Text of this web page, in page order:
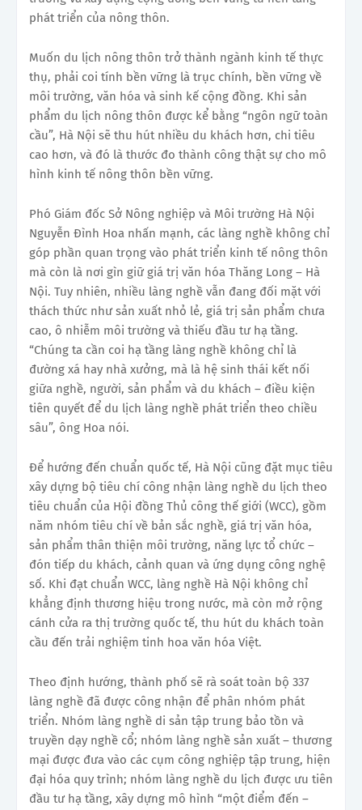
phát triển của nông thôn.
Muốn du lịch nông thôn trở thành ngành kinh tế thực
thụ, phải coi tính bền vững là trục chính, bền vững về
môi trường, văn hóa và sinh kế cộng đồng. Khi sản
phẩm du lịch nông thôn được kể bằng “ngôn ngữ toàn
cầu”, Hà Nội sẽ thu hút nhiều du khách hơn, chi tiêu
cao hơn, và đó là thước đo thành công thật sự cho mô
hình kinh tế nông thôn bền vững.
Phó Giám đốc Sở Nông nghiệp và Môi trường Hà Nội
Nguyễn Đình Hoa nhấn mạnh, các làng nghề không chỉ
góp phần quan trọng vào phát triển kinh tế nông thôn
mà còn là nơi gìn giữ giá trị văn hóa Thăng Long – Hà
Nội. Tuy nhiên, nhiều làng nghề vẫn đang đối mặt với
thách thức như sản xuất nhỏ lẻ, giá trị sản phẩm chưa
cao, ô nhiễm môi trường và thiếu đầu tư hạ tầng.
“Chúng ta cần coi hạ tầng làng nghề không chỉ là
đường xá hay nhà xưởng, mà là hệ sinh thái kết nối
giữa nghề, người, sản phẩm và du khách – điều kiện
tiên quyết để du lịch làng nghề phát triển theo chiều
sâu”, ông Hoa nói.
Để hướng đến chuẩn quốc tế, Hà Nội cũng đặt mục tiêu
xây dựng bộ tiêu chí công nhận làng nghề du lịch theo
tiêu chuẩn của Hội đồng Thủ công thế giới (WCC), gồm
năm nhóm tiêu chí về bản sắc nghề, giá trị văn hóa,
sản phẩm thân thiện môi trường, năng lực tổ chức –
đón tiếp du khách, cảnh quan và ứng dụng công nghệ
số. Khi đạt chuẩn WCC, làng nghề Hà Nội không chỉ
khẳng định thương hiệu trong nước, mà còn mở rộng
cánh cửa ra thị trường quốc tế, thu hút du khách toàn
cầu đến trải nghiệm tinh hoa văn hóa Việt.
Theo định hướng, thành phố sẽ rà soát toàn bộ 337
làng nghề đã được công nhận để phân nhóm phát
triển. Nhóm làng nghề di sản tập trung bảo tồn và
truyền dạy nghề cổ; nhóm làng nghề sản xuất – thương
mại được đưa vào các cụm công nghiệp tập trung, hiện
đại hóa quy trình; nhóm làng nghề du lịch được ưu tiên
đầu tư hạ tầng, xây dựng mô hình “một điểm đến –